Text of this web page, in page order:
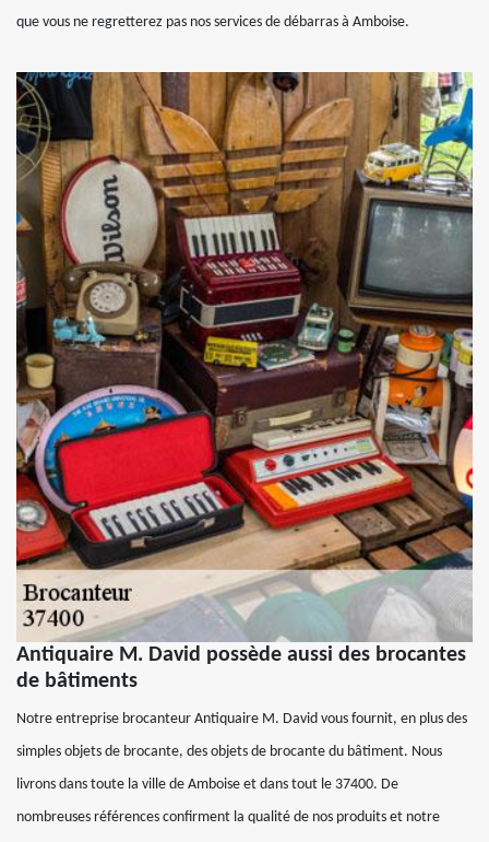
que vous ne regretterez pas nos services de débarras à Amboise.
Antiquaire M. David possède aussi des brocantes
de bâtiments
Notre entreprise brocanteur Antiquaire M. David vous fournit, en plus des
simples objets de brocante, des objets de brocante du bâtiment. Nous
livrons dans toute la ville de Amboise et dans tout le 37400. De
nombreuses références confirment la qualité de nos produits et notre